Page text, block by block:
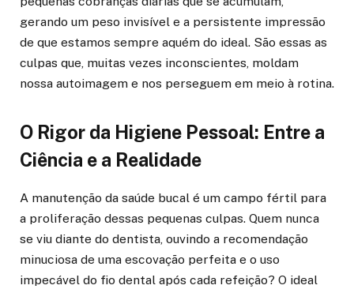
gerando um peso invisível e a persistente impressão
de que estamos sempre aquém do ideal. São essas as
culpas que, muitas vezes inconscientes, moldam
nossa autoimagem e nos perseguem em meio à rotina.
O Rigor da Higiene Pessoal: Entre a
Ciência e a Realidade
A manutenção da saúde bucal é um campo fértil para
a proliferação dessas pequenas culpas. Quem nunca
se viu diante do dentista, ouvindo a recomendação
minuciosa de uma escovação perfeita e o uso
impecável do fio dental após cada refeição? O ideal